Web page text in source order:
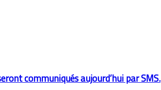
communiqués aujourd’hui par SMS.